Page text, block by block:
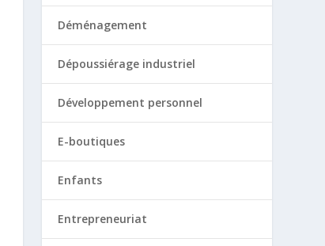
Déménagement
Dépoussiérage industriel
Développement personnel
E-boutiques
Enfants
Entrepreneuriat